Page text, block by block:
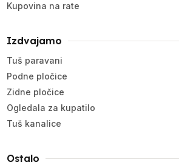
Kupovina na rate
Izdvajamo
Tuš paravani
Podne pločice
Zidne pločice
Ogledala za kupatilo
Tuš kanalice
Ostalo